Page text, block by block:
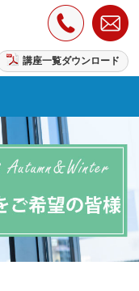
講座一覧ダウンロード